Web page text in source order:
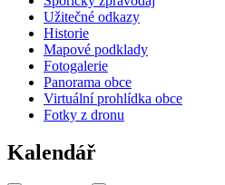
Užitečné odkazy
Historie
Mapové podklady
Fotogalerie
Panorama obce
Virtuální prohlídka obce
Fotky z dronu
Kalendář